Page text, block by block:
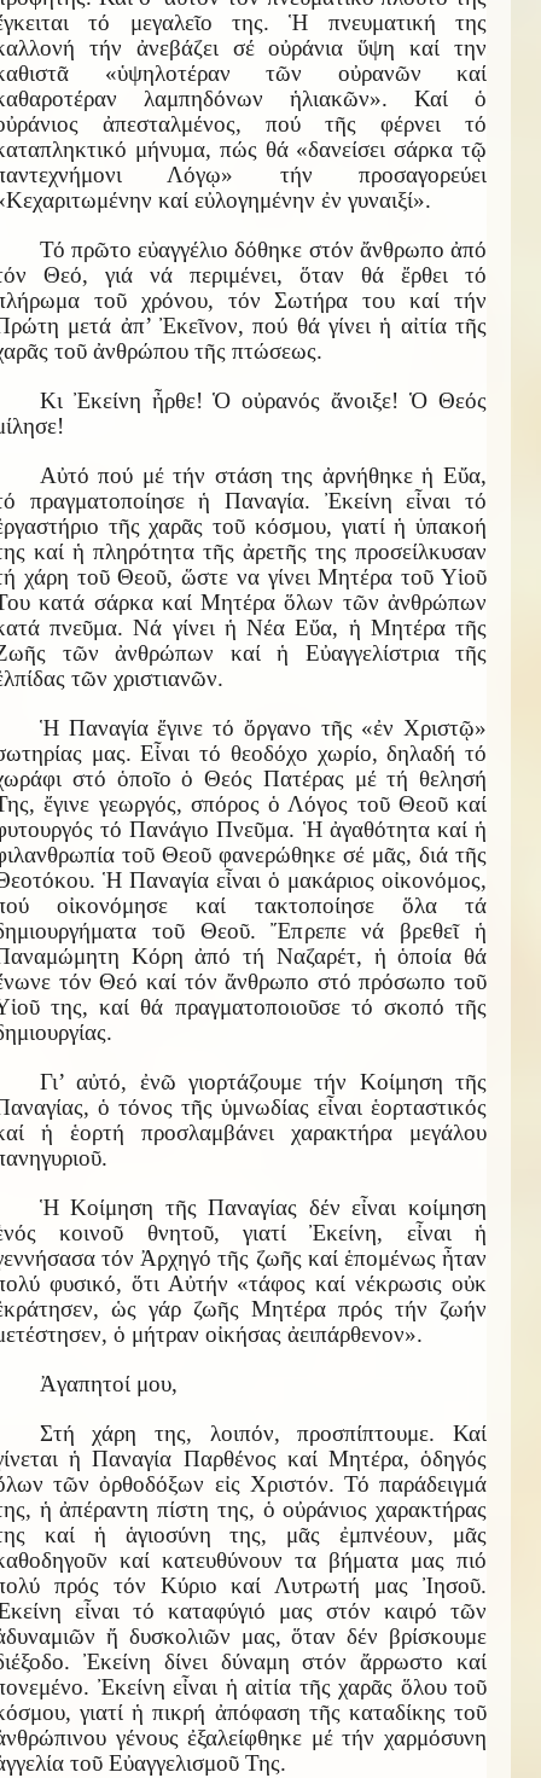
τό μεγαλεῖο της. Ἡ πνευματική της
τήν ἀνεβάζει σέ οὐράνια ὕψη καί την
«ὑψηλοτέραν τῶν οὐρανῶν καί
λαμπηδόνων ἡλιακῶν». Καί ὁ
ἀπεσταλμένος, πού τῆς φέρνει τό
μήνυμα, πώς θά «δανείσει σάρκα τῷ
Λόγῳ» τήν προσαγορεύει
καί εὐλογημένην ἐν γυναιξί».
Τό πρῶτο εὐαγγέλιο δόθηκε στόν ἄνθρωπο ἀπό
Θεό, γιά νά περιμένει, ὅταν θά ἔρθει τό
τοῦ χρόνου, τόν Σωτήρα του καί τήν
μετά ἀπ’ Ἐκεῖνον, πού θά γίνει ἡ αἰτία τῆς
τοῦ ἀνθρώπου τῆς πτώσεως.
Κι Ἐκείνη ἦρθε! Ὁ οὐρανός ἄνοιξε! Ὁ Θεός
Αὐτό πού μέ τήν στάση της ἀρνήθηκε ἡ Εὔα,
πραγματοποίησε ἡ Παναγία. Ἐκείνη εἶναι τό
τῆς χαρᾶς τοῦ κόσμου, γιατί ἡ ὑπακοή
καί ἡ πληρότητα τῆς ἀρετῆς της προσείλκυσαν
χάρη τοῦ Θεοῦ, ὥστε να γίνει Μητέρα τοῦ Υἱοῦ
κατά σάρκα καί Μητέρα ὅλων τῶν ἀνθρώπων
πνεῦμα. Νά γίνει ἡ Νέα Εὔα, ἡ Μητέρα τῆς
τῶν ἀνθρώπων καί ἡ Εὐαγγελίστρια τῆς
τῶν χριστιανῶν.
Ἡ Παναγία ἔγινε τό ὄργανο τῆς «ἐν Χριστῷ»
μας. Εἶναι τό θεοδόχο χωρίο, δηλαδή τό
στό ὁποῖο ὁ Θεός Πατέρας μέ τή θελησή
ἔγινε γεωργός, σπόρος ὁ Λόγος τοῦ Θεοῦ καί
τό Πανάγιο Πνεῦμα. Ἡ ἀγαθότητα καί ἡ
τοῦ Θεοῦ φανερώθηκε σέ μᾶς, διά τῆς
Ἡ Παναγία εἶναι ὁ μακάριος οἰκονόμος,
οἰκονόμησε καί τακτοποίησε ὅλα τά
τοῦ Θεοῦ. Ἔπρεπε νά βρεθεῖ ἡ
Κόρη ἀπό τή Ναζαρέτ, ἡ ὁποία θά
τόν Θεό καί τόν ἄνθρωπο στό πρόσωπο τοῦ
της, καί θά πραγματοποιοῦσε τό σκοπό τῆς
Γι’ αὐτό, ἐνῶ γιορτάζουμε τήν Κοίμηση τῆς
ὁ τόνος τῆς ὑμνωδίας εἶναι ἑορταστικός
ἡ ἑορτή προσλαμβάνει χαρακτήρα μεγάλου
Ἡ Κοίμηση τῆς Παναγίας δέν εἶναι κοίμηση
κοινοῦ θνητοῦ, γιατί Ἐκείνη, εἶναι ἡ
τόν Ἀρχηγό τῆς ζωῆς καί ἑπομένως ἦταν
φυσικό, ὅτι Αὐτήν «τάφος καί νέκρωσις οὐκ
ὡς γάρ ζωῆς Μητέρα πρός τήν ζωήν
ὁ μήτραν οἰκήσας ἀειπάρθενον».
Ἀγαπητοί μου,
Στή χάρη της, λοιπόν, προσπίπτουμε. Καί
ἡ Παναγία Παρθένος καί Μητέρα, ὁδηγός
τῶν ὀρθοδόξων εἰς Χριστόν. Τό παράδειγμά
ἡ ἀπέραντη πίστη της, ὁ οὐράνιος χαρακτήρας
καί ἡ ἁγιοσύνη της, μᾶς ἐμπνέουν, μᾶς
καί κατευθύνουν τα βήματα μας πιό
πρός τόν Κύριο καί Λυτρωτή μας Ἰησοῦ.
εἶναι τό καταφύγιό μας στόν καιρό τῶν
ἤ δυσκολιῶν μας, ὅταν δέν βρίσκουμε
Ἐκείνη δίνει δύναμη στόν ἄρρωστο καί
Ἐκείνη εἶναι ἡ αἰτία τῆς χαρᾶς ὅλου τοῦ
γιατί ἡ πικρή ἀπόφαση τῆς καταδίκης τοῦ
γένους ἐξαλείφθηκε μέ τήν χαρμόσυνη
τοῦ Εὐαγγελισμοῦ Της.